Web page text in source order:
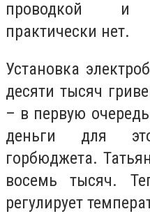
проводкой и
практически нет.
Установка
десяти тысяч
– в первую
деньги для
горбюджета.
восемь тысяч.
регулирует